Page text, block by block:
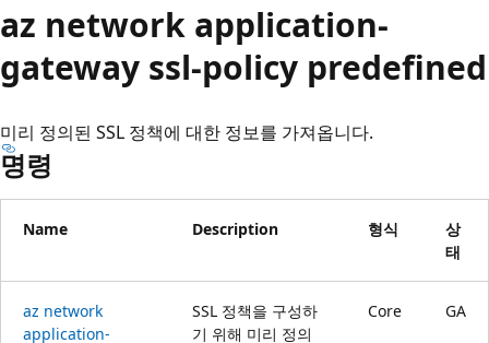
az network application-
gateway ssl-policy predefined
미리 정의된 SSL 정책에 대한 정보를 가져옵니다.
명령
Name Description 형식
상
태
az network
application-
SSL 정책을 구성하
기 위해 미리 정의
Core GA